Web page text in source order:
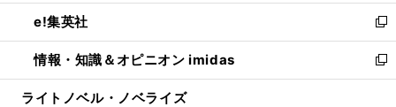
く
ウ
で
開
く
ン
ド
ウ
で
開
ウ
ィ
ン
ド
ウ
し
い
ウ
ィ
ン
e!集英社
新
し
い
ウ
情報・知識＆オピニオン imidas
新
し
ライトノベル・ノベライズ